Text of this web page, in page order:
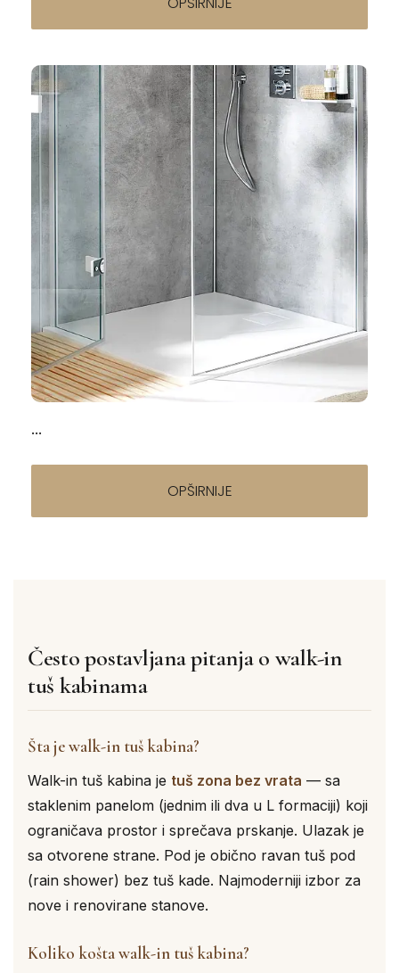
Napisao/la:
Tuš kabine — Kompletan vodič za izbor i
ugradnju
13.03.2026
...
OPŠIRNIJE
Često postavljana pitanja o walk-in
tuš kabinama
Šta je walk-in tuš kabina?
Walk-in tuš kabina je tuš zona bez vrata — sa
staklenim panelom (jednim ili dva u L formaciji) koji
ograničava prostor i sprečava prskanje. Ulazak je
sa otvorene strane. Pod je obično ravan tuš pod
(rain shower) bez tuš kade. Najmoderniji izbor za
nove i renovirane stanove.
Koliko košta walk-in tuš kabina?